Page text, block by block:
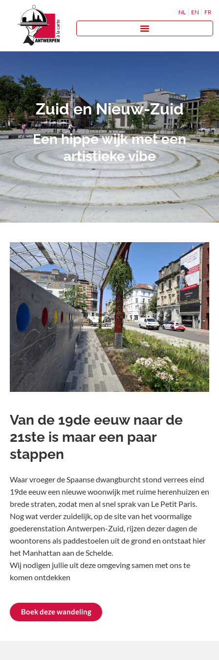
NL EN FR
Zuid en Nieuw-Zuid
Een hippe wijk met een
artistieke vibe
Van de 19de eeuw naar de
21ste is maar een paar
stappen
Waar vroeger de Spaanse dwangburcht stond verrees eind
19de eeuw een nieuwe woonwijk met ruime herenhuizen en
brede straten, zodat men al snel sprak van Le Petit Paris.
Nog wat verder zuidelijk, op de site van het voormalige
goederenstation Antwerpen-Zuid, rijzen dezer dagen de
woontorens als paddestoelen uit de grond en ontstaat hier
het Manhattan aan de Schelde.
Wij nodigen jullie uit deze omgeving samen met ons te
komen ontdekken
Boek deze wandeling